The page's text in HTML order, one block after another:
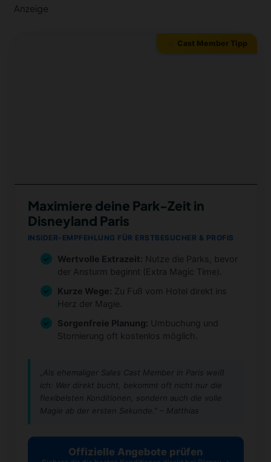
Anzeige
Cast Member Tipp
Maximiere deine Park-Zeit in
Disneyland Paris
INSIDER-EMPFEHLUNG FÜR ERSTBESUCHER & PROFIS
Wertvolle Extrazeit: Nutze die Parks, bevor
der Ansturm beginnt (Extra Magic Time).
Kurze Wege:Zu Fuß vom Hotel direkt ins
Herz der Magie.
Stornierung oft kostenlos möglich.
„Als ehemaliger Sales Cast Member in Paris weiß
Magie ab der ersten Sekunde." – Matthias